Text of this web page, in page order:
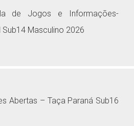
de Jogos e Informações-
Masculino 2026
Abertas – Taça Paraná Sub16